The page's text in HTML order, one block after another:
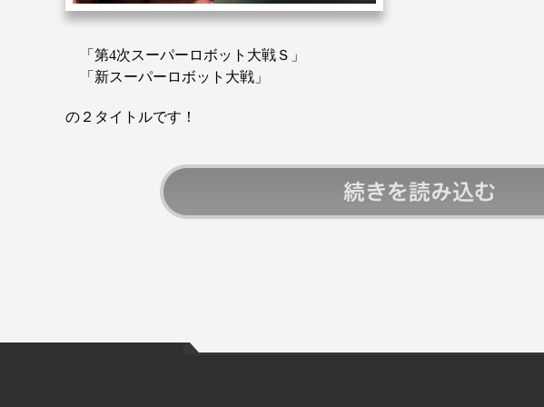
「第4次スーパーロボット大戦Ｓ」
「新スーパーロボット大戦」
の２タイトルです！